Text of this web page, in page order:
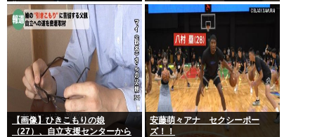
難しいって言ってて笑ったわ
だ？
【画像】ひきこもりの娘
（27）、自立支援センターから
安藤萌々アナ セクシーポー
ズ！！